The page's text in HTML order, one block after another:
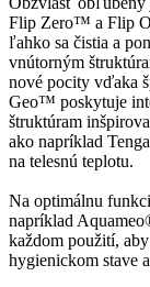
Flip Zero™ a Flip
ľahko sa čistia a
vnútorným
nové pocity vďaka
Geo™ poskytuje
štruktúram
ako napríklad
na telesnú teplotu.
Na optimálnu
napríklad
každom použití,
hygienickom stave